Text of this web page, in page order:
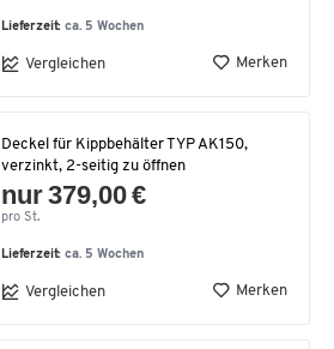
Lieferzeit:ca. 5 Wochen
Vergleichen Merken
Deckel für Kippbehälter TYP AK150,
verzinkt, 2-seitig zu öffnen
nur 379,00 €
pro St.
Lieferzeit:ca. 5 Wochen
Vergleichen Merken